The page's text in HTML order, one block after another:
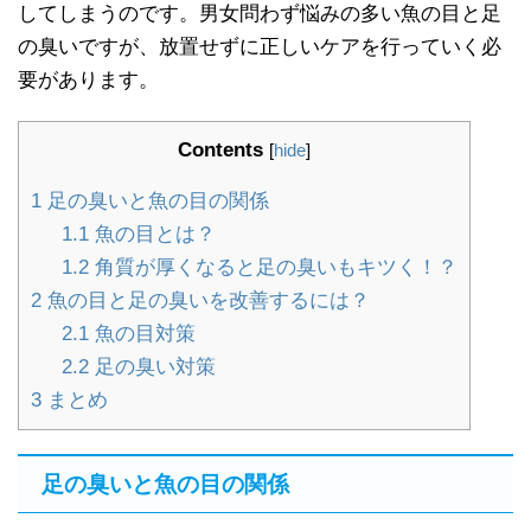
してしまうのです。男女問わず悩みの多い魚の目と足
の臭いですが、放置せずに正しいケアを行っていく必
要があります。
Contents [hide]
1 足の臭いと魚の目の関係
1.1魚の目とは？
1.2角質が厚くなると足の臭いもキツく！？
2 魚の目と足の臭いを改善するには？
2.1魚の目対策
2.2足の臭い対策
3 まとめ
足の臭いと魚の目の関係